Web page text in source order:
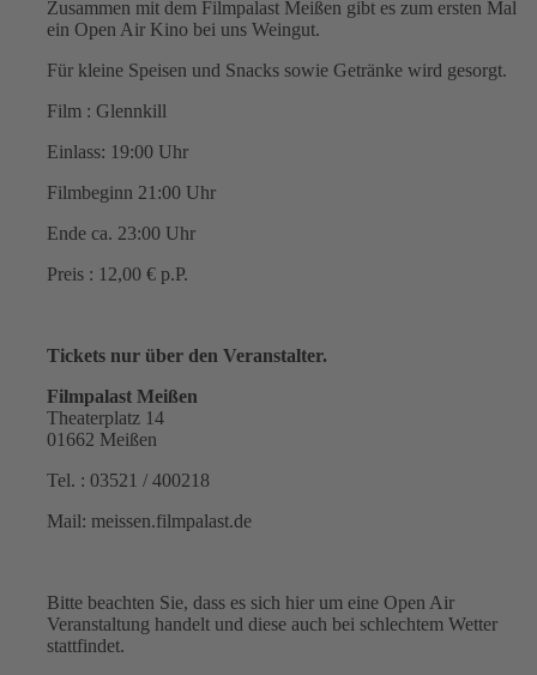
Zusammen mit dem Filmpalast Meißen gibt es zum ersten Mal
ein Open Air Kino bei uns Weingut.
Für kleine Speisen und Snacks sowie Getränke wird gesorgt.
Film : Glennkill
Einlass: 19:00 Uhr
Filmbeginn 21:00 Uhr
Ende ca. 23:00 Uhr
Preis : 12,00 € p.P.
Tickets nur über den Veranstalter.
Filmpalast Meißen
Theaterplatz 14
01662 Meißen
Tel. : 03521 / 400218
Mail: meissen.filmpalast.de
Bitte beachten Sie, dass es sich hier um eine Open Air
Veranstaltung handelt und diese auch bei schlechtem Wetter
stattfindet.